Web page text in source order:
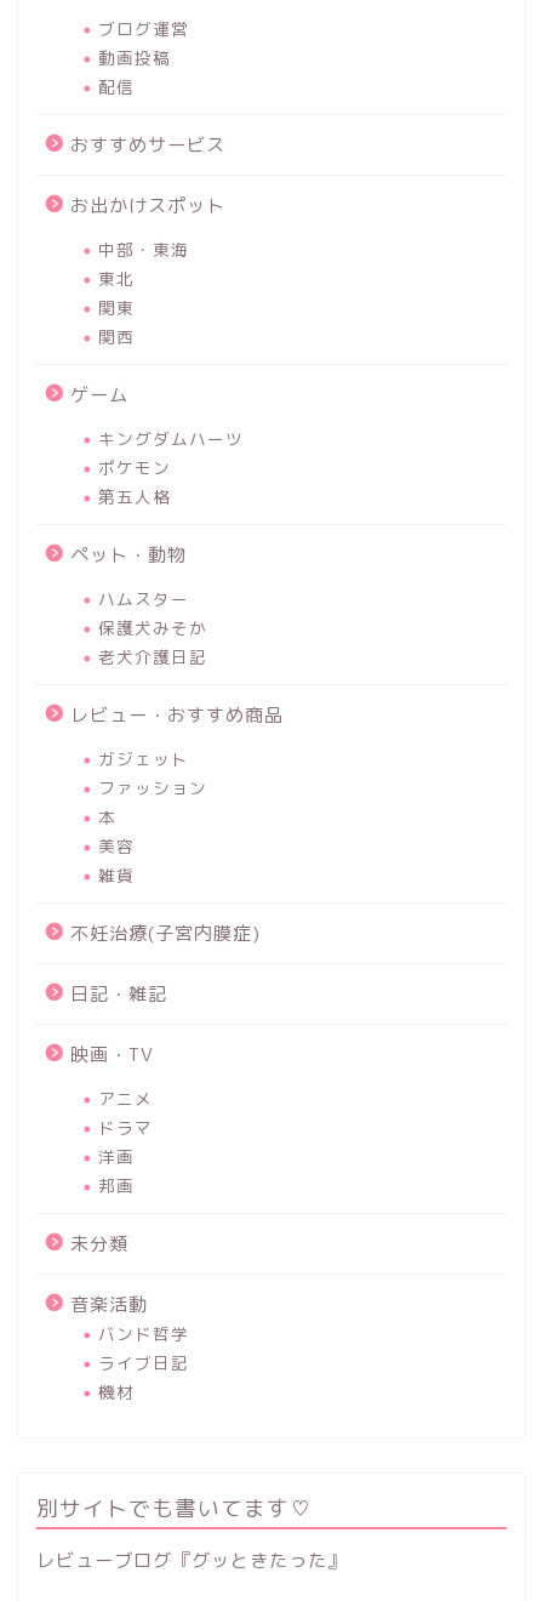
ブログ運営
動画投稿
配信
おすすめサービス
お出かけスポット
中部・東海
東北
関東
関西
ゲーム
キングダムハーツ
ポケモン
第五人格
ペット・動物
ハムスター
保護犬みそか
老犬介護日記
レビュー・おすすめ商品
ガジェット
ファッション
本
美容
雑貨
不妊治療(子宮内膜症)
日記・雑記
映画・TV
アニメ
ドラマ
洋画
邦画
未分類
音楽活動
バンド哲学
ライブ日記
機材
別サイトでも書いてます♡
レビューブログ『グッときたった』